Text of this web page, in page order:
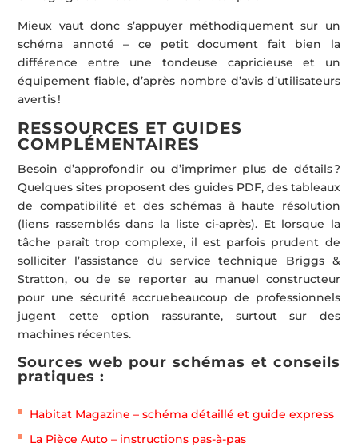
Mieux vaut donc s’appuyer méthodiquement sur un
schéma annoté – ce petit document fait bien la
différence entre une tondeuse capricieuse et un
équipement fiable, d’après nombre d’avis d’utilisateurs
avertis !
RESSOURCES ET GUIDES
COMPLÉMENTAIRES
Besoin d’approfondir ou d’imprimer plus de détails ?
Quelques sites proposent des guides PDF, des tableaux
de compatibilité et des schémas à haute résolution
(liens rassemblés dans la liste ci-après). Et lorsque la
tâche paraît trop complexe, il est parfois prudent de
solliciter l’assistance du service technique Briggs &
Stratton, ou de se reporter au manuel constructeur
pour une sécurité accruebeaucoup de professionnels
jugent cette option rassurante, surtout sur des
machines récentes.
Sources web pour schémas et conseils
pratiques :
Habitat Magazine – schéma détaillé et guide express
La Pièce Auto – instructions pas-à-pas